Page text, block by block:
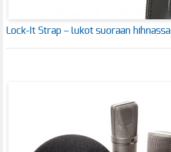
Lock-It Strap – lukot suoraan hihnassa